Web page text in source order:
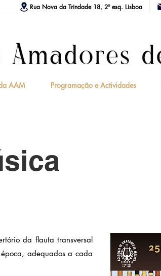
AAM Programação e Actividades
Rua Nova da Trindade 18, 2º esq. Lisboa
da flauta transversal
adequados a cada